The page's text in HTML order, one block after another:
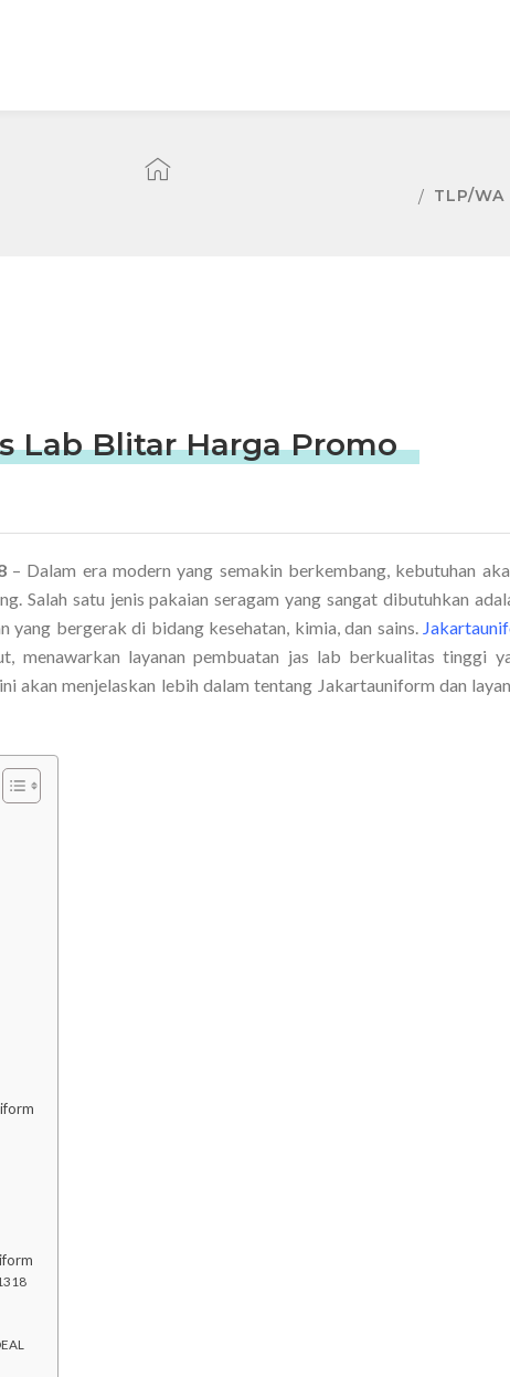
TLP/WA
Lab Blitar Harga Promo
– Dalam era modern yang semakin berkembang, kebutuhan
Salah satu jenis pakaian seragam yang sangat dibutuhkan
bergerak di bidang kesehatan, kimia, dan sains.
menawarkan layanan pembuatan jas lab berkualitas tinggi
akan menjelaskan lebih dalam tentang Jakartauniform dan